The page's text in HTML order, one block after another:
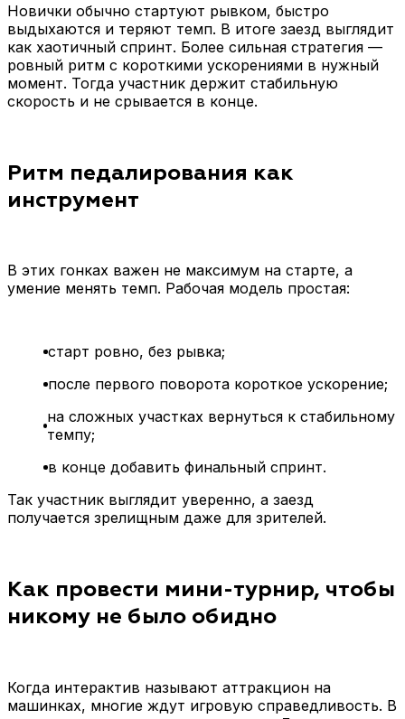
Новички обычно стартуют рывком, быстро
выдыхаются и теряют темп. В итоге заезд выглядит
как хаотичный спринт. Более сильная стратегия —
ровный ритм с короткими ускорениями в нужный
момент. Тогда участник держит стабильную
скорость и не срывается в конце.
Ритм педалирования как
инструмент
В этих гонках важен не максимум на старте, а
умение менять темп. Рабочая модель простая:
старт ровно, без рывка;
после первого поворота короткое ускорение;
на сложных участках вернуться к стабильному
темпу;
в конце добавить финальный спринт.
Так участник выглядит уверенно, а заезд
получается зрелищным даже для зрителей.
Как провести мини-турнир, чтобы
никому не было обидно
Когда интерактив называют аттракцион на
машинках, многие ждут игровую справедливость. В